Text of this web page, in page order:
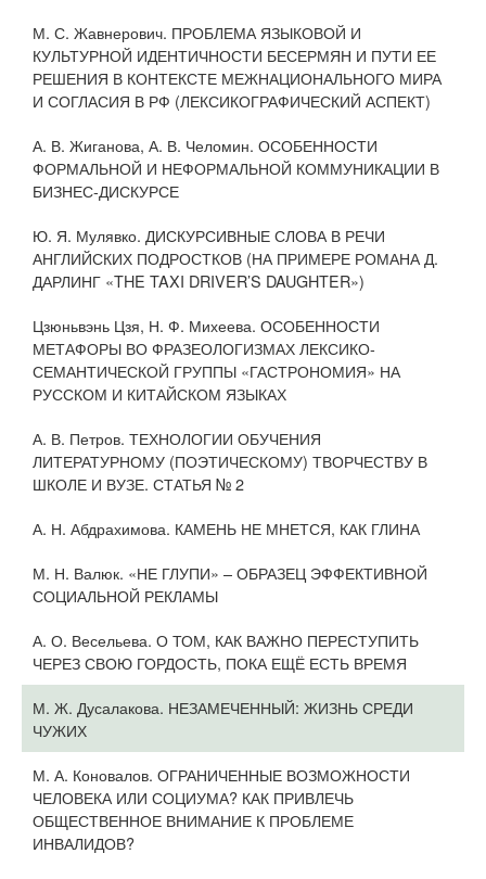
М. С. Жавнерович. ПРОБЛЕМА ЯЗЫКОВОЙ И
КУЛЬТУРНОЙ ИДЕНТИЧНОСТИ БЕСЕРМЯН И ПУТИ ЕЕ
РЕШЕНИЯ В КОНТЕКСТЕ МЕЖНАЦИОНАЛЬНОГО МИРА
И СОГЛАСИЯ В РФ (ЛЕКСИКОГРАФИЧЕСКИЙ АСПЕКТ)
А. В. Жиганова, А. В. Челомин. ОСОБЕННОСТИ
ФОРМАЛЬНОЙ И НЕФОРМАЛЬНОЙ КОММУНИКАЦИИ В
БИЗНЕС-ДИСКУРСЕ
Ю. Я. Мулявко. ДИСКУРСИВНЫЕ СЛОВА В РЕЧИ
АНГЛИЙСКИХ ПОДРОСТКОВ (НА ПРИМЕРЕ РОМАНА Д.
ДАРЛИНГ «THE TAXI DRIVER’S DAUGHTER»)
Цзюньвэнь Цзя, Н. Ф. Михеева. ОСОБЕННОСТИ
МЕТАФОРЫ ВО ФРАЗЕОЛОГИЗМАХ ЛЕКСИКО-
СЕМАНТИЧЕСКОЙ ГРУППЫ «ГАСТРОНОМИЯ» НА
РУССКОМ И КИТАЙСКОМ ЯЗЫКАХ
А. В. Петров. ТЕХНОЛОГИИ ОБУЧЕНИЯ
ЛИТЕРАТУРНОМУ (ПОЭТИЧЕСКОМУ) ТВОРЧЕСТВУ В
ШКОЛЕ И ВУЗЕ. СТАТЬЯ № 2
А. Н. Абдрахимова. КАМЕНЬ НЕ МНЕТСЯ, КАК ГЛИНА
М. Н. Валюк. «НЕ ГЛУПИ» – ОБРАЗЕЦ ЭФФЕКТИВНОЙ
СОЦИАЛЬНОЙ РЕКЛАМЫ
А. О. Весельева. О ТОМ, КАК ВАЖНО ПЕРЕСТУПИТЬ
ЧЕРЕЗ СВОЮ ГОРДОСТЬ, ПОКА ЕЩЁ ЕСТЬ ВРЕМЯ
М. Ж. Дусалакова. НЕЗАМЕЧЕННЫЙ: ЖИЗНЬ СРЕДИ
ЧУЖИХ
М. А. Коновалов. ОГРАНИЧЕННЫЕ ВОЗМОЖНОСТИ
ЧЕЛОВЕКА ИЛИ СОЦИУМА? КАК ПРИВЛЕЧЬ
ОБЩЕСТВЕННОЕ ВНИМАНИЕ К ПРОБЛЕМЕ
ИНВАЛИДОВ?